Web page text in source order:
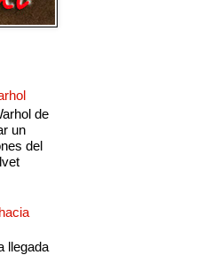
de
un
del
llegada